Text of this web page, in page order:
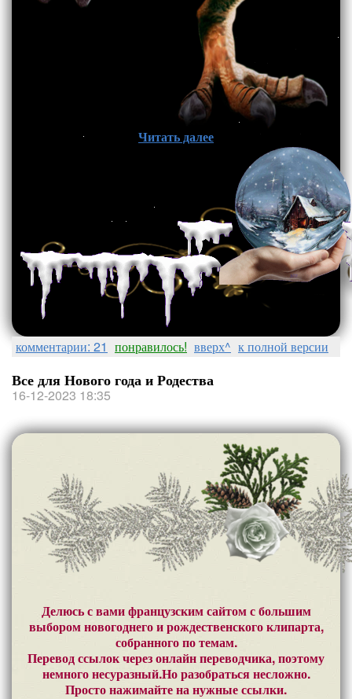
Читать далее
комментарии: 21 понравилось! вверх^ к полной версии
Все для Нового года и Родества
16-12-2023 18:35
Делюсь с вами французским сайтом с большим
выбором новогоднего и рождественского клипарта,
собранного по темам.
Перевод ссылок через онлайн переводчика, поэтому
немного несуразный.Но разобраться несложно.
Просто нажимайте на нужные ссылки.